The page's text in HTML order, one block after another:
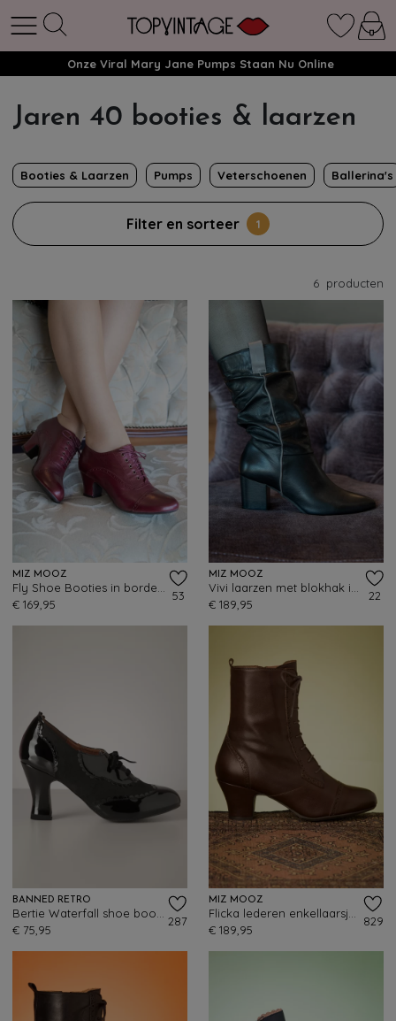
Onze Viral Mary Jane Pumps Staan Nu Online
Jaren 40 booties & laarzen
Booties & Laarzen Pumps Veterschoenen Ballerina's
Filter en sorteer 1
6 producten
MIZ MOOZ
€ 169,95
53
MIZ MOOZ
€ 189,95
22
BANNED RETRO
€ 75,95
287
MIZ MOOZ
€ 189,95
829